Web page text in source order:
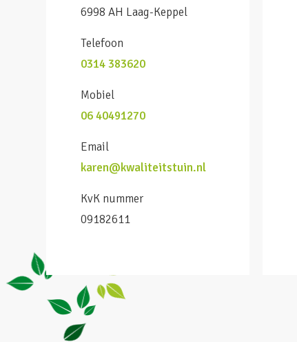
6998 AH Laag-Keppel
Telefoon
0314 383620
Mobiel
06 40491270
Email
karen@kwaliteitstuin.nl
KvK nummer
09182611